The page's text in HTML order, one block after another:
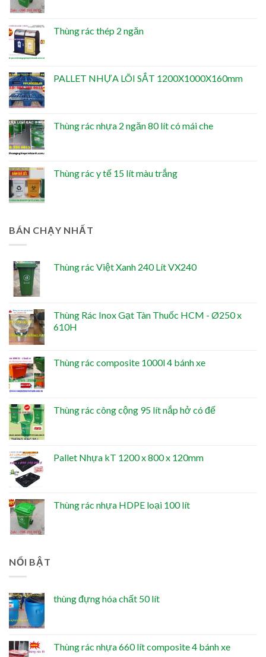
Thùng rác thép 2 ngăn
PALLET NHỰA LÕI SẮT 1200X1000X160mm
Thùng rác nhựa 2 ngăn 80 lít có mái che
Thùng rác y tế 15 lít màu trắng
BÁN CHẠY NHẤT
Thùng rác Việt Xanh 240 Lít VX240
Thùng Rác Inox Gạt Tàn Thuốc HCM - Ø250 x
610H
Thùng rác composite 1000l 4 bánh xe
Thùng rác công cộng 95 lít nắp hở có đế
Pallet Nhựa kT 1200 x 800 x 120mm
Thùng rác nhựa HDPE loại 100 lít
NỔI BẬT
thùng đựng hóa chất 50 lít
Thùng rác nhựa 660 lít composite 4 bánh xe